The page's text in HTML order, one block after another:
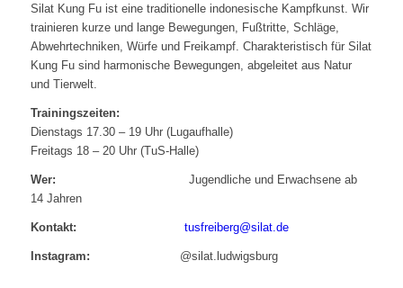
Silat Kung Fu ist eine traditionelle indonesische Kampfkunst. Wir
trainieren kurze und lange Bewegungen, Fußtritte, Schläge,
Abwehrtechniken, Würfe und Freikampf. Charakteristisch für Silat
Kung Fu sind harmonische Bewegungen, abgeleitet aus Natur
und Tierwelt.
Trainingszeiten:
Dienstags 17.30 – 19 Uhr (Lugaufhalle)
Freitags 18 – 20 Uhr (TuS-Halle)
Wer: Jugendliche und Erwachsene ab
14 Jahren
Kontakt: tusfreiberg@silat.de
Instagram: @silat.ludwigsburg